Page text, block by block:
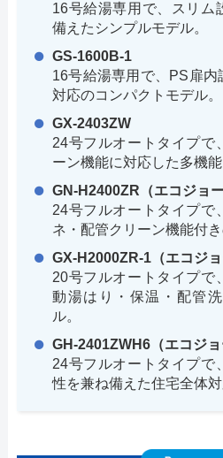
16号給湯専用で、スリム
備えたシンプルモデル。
GS-1600B-1
16号給湯専用で、PS扉内
対応のコンパクトモデル。
GX-2403ZW
24号フルオートタイプで
ーン機能に対応した多機能
GN-H2400ZR（エコジョー
24号フルオートタイプで
ネ・配管クリーン機能付き
GX-H2000ZR-1（エコジョ
20号フルオートタイプで
動湯はり・保温・配管
ル。
GH-2401ZWH6（エコジョ
24号フルオートタイプで
性を兼ね備えた住宅全体対